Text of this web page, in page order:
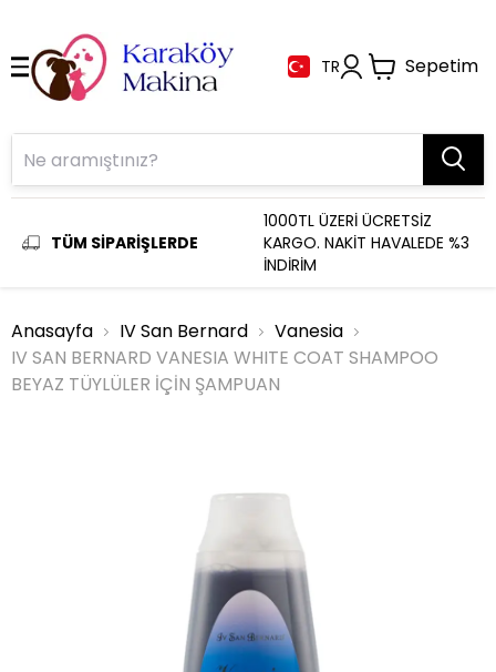
TR Sepetim
TÜM SİPARİŞLERDE
1000TL ÜZERİ ÜCRETSİZ
KARGO. NAKİT HAVALEDE %3
İNDİRİM
Anasayfa IV San Bernard
Vanesia
IV SAN BERNARD VANESIA WHITE COAT SHAMPOO
BEYAZ TÜYLÜLER İÇİN ŞAMPUAN